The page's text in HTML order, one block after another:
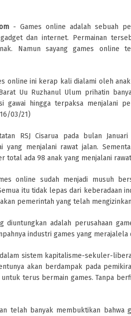
- Games online adalah sebuah
dan internet. Permainan
Namun sayang games online
online ini kerap kali dialami oleh
Uu Ruzhanul Ulum prihatin
gawai hingga terpaksa menjalani
03/21)
RSJ Cisarua pada bulan
yang menjalani rawat jalan.
total ada 98 anak yang menjalani
online sudah menjadi musuh
itu tidak lepas dari keberadaan
pemerintah yang telah
diuntungkan adalah perusahaan
industri games yang merajalela
sistem kapitalisme-sekuler-
akan berdampak pada
untuk terus bermain games. Tanpa
telah banyak membuktikan bahwa